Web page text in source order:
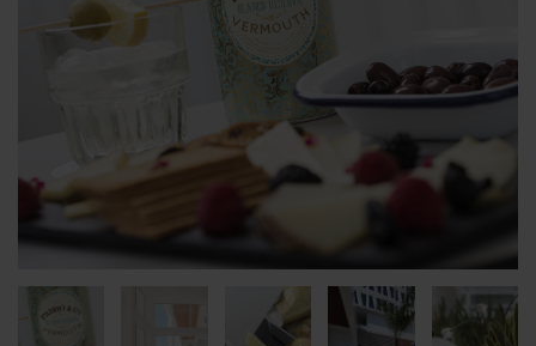
×
×
Nombre de la lista de deseos
×